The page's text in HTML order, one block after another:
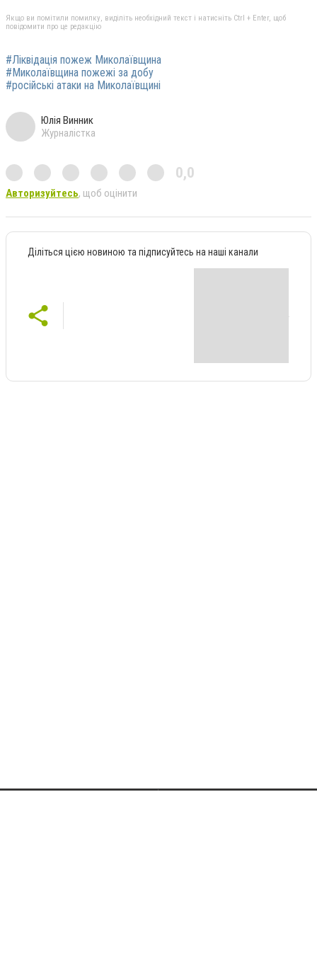
Якщо ви помітили помилку, виділіть необхідний текст і натисніть Ctrl + Enter, щоб
повідомити про це редакцію
#Ліквідація пожеж Миколаївщина
#Миколаївщина пожежі за добу
#російські атаки на Миколаївщині
Юлія Винник
Журналістка
0,0
Авторизуйтесь, щоб оцінити
Діліться цією новиною та підписуйтесь на наші канали